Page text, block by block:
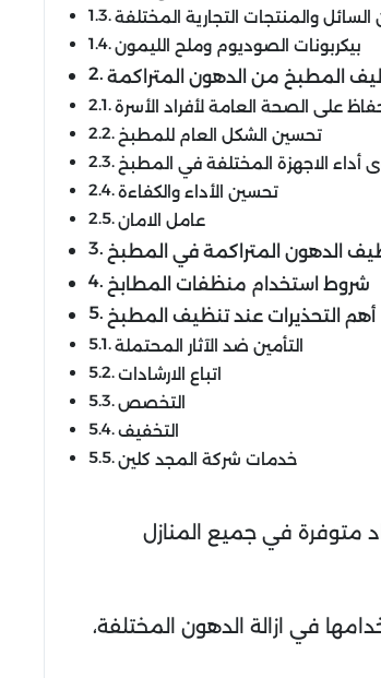
السائل والمنتجات التجارية المختلفة
بيكربونات الصوديوم وملح الليمون
المطبخ من الدهون المتراكمة
على الصحة العامة لأفراد الأسرة
تحسين الشكل العام للمطبخ
الاجهزة المختلفة في المطبخ
تحسين الأداء والكفاءة
عامل الامان
الدهون المتراكمة في المطبخ
شروط استخدام منظفات المطابخ
أهم التحذيرات عند تنظيف المطبخ
التأمين ضد الآثار المحتملة
اتباع الارشادات
التخصص
التخفيف
خدمات شركة المجد كلين
متوفرة في جميع المنازل
في ازالة الدهون المختلفة،